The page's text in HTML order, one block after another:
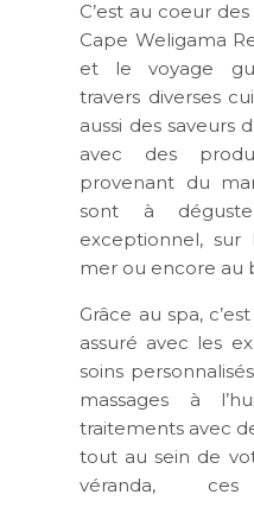
C’est au coeur
Cape Weligama
et le voyage
travers diverses
aussi des saveurs
avec des
provenant du
sont à
exceptionnel, sur
mer ou encore au
Grâce au spa,
assuré avec les
soins
massages à
traitements avec
tout au sein de
véranda,